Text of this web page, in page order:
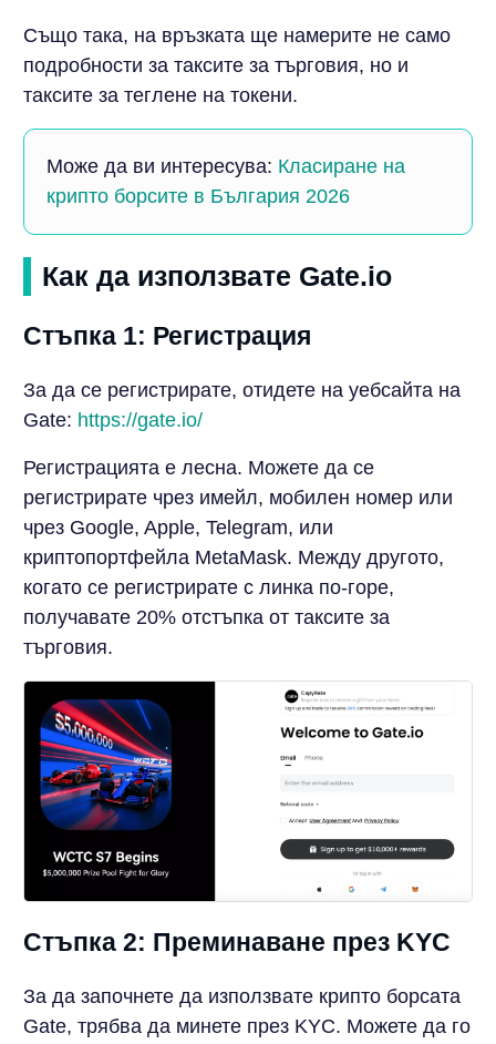
Също така, на връзката ще намерите не само
подробности за таксите за търговия, но и
таксите за теглене на токени.
Може да ви интересува: Класиране на
крипто борсите в България 2026
Как да използвате Gate.io
Стъпка 1: Регистрация
За да се регистрирате, отидете на уебсайта на
Gate: https://gate.io/
Регистрацията е лесна. Можете да се
регистрирате чрез имейл, мобилен номер или
чрез Google, Apple, Telegram, или
криптопортфейла MetaMask. Между другото,
когато се регистрирате с линка по-горе,
получавате 20% отстъпка от таксите за
търговия.
Стъпка 2: Преминаване през KYC
За да започнете да използвате крипто борсата
Gate, трябва да минете през KYC. Можете да го